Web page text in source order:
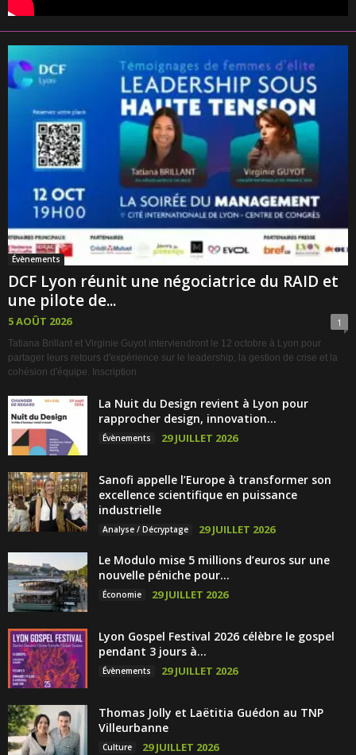
Évènements
DCF Lyon réunit une négociatrice du RAID et
une pilote de...
5 AOÛT 2026 1
Tatiana Brillant et Virginie Guyot interviendront le 12 octobre à Lyon pour
partager leurs retours d'expérience sur le leadership, la gestion de crise et la
cohésion d'équipe. Inscription
La Nuit du Design revient à Lyon pour
rapprocher design, innovation...
Évènements 29 JUILLET 2026
Sanofi appelle l’Europe à transformer son
excellence scientifique en puissance
industrielle
Analyse / Décryptage 29 JUILLET 2026
Le Modulo mise 5 millions d’euros sur une
nouvelle péniche pour...
Économie 29 JUILLET 2026
Lyon Gospel Festival 2026 célèbre le gospel
pendant 3 jours à...
Évènements 29 JUILLET 2026
Thomas Jolly et Laëtitia Guédon au TNP
Villeurbanne
Culture 29 JUILLET 2026